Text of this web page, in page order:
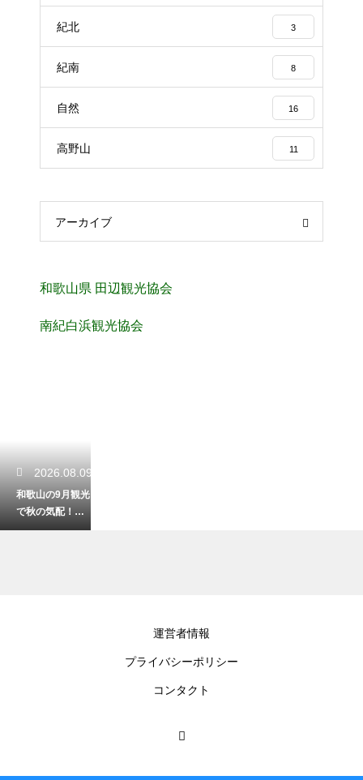
紀北 3
紀南 8
自然 16
高野山 11
アーカイブ
和歌山県 田辺観光協会
南紀白浜観光協会
2026.08.09
和歌山の9月観光
で秋の気配！涼
しい気候と穴場
運営者情報
プライバシーポリシー
コンタクト